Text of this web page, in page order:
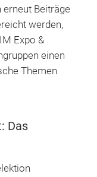
erneut Beiträge
werden,
Expo &
einen
Themen
Das